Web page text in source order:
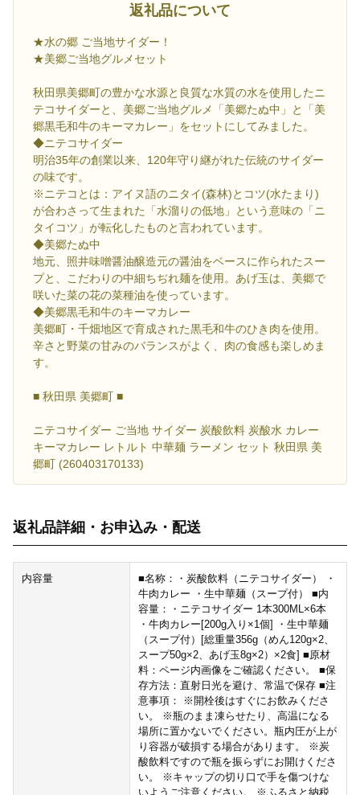
返礼品について
★水の郷 ご当地サイダー！
★美郷ご当地グルメセット
秋田県美郷町の豊かな水源と良質な水質の水を使用したニ
テコサイダーと、美郷ご当地グルメ「美郷たぬ中」と「美
郷黒毛和牛のキーマカレー」をセットにしてみました。
◆ニテコサイダー
明治35年の創業以来、120年守り継がれた伝統のサイダー
の味です。
※ニテコとは：アイヌ語のニタイ(森林)とコツ(水たまり)
が合わさって生まれた「水溜りの低地」という意味の「ニ
タイコツ」が転化したものと言われています。
◆美郷たぬ中
地元、照井味噌醤油醸造元の醤油をベースに作られたスー
プと、こだわりの中細ちぢれ麺を使用。あげ玉は、美郷で
咲いた菜の花の菜種油を使っています。
◆美郷黒毛和牛のキーマカレー
美郷町・千畑地区で育成された黒毛和牛のひき肉を使用。
辛さと野菜の甘みのバランスがよく、肉の食感も楽しめま
す。
■ 秋田県 美郷町 ■
ニテコサイダー ご当地 サイダー 炭酸飲料 炭酸水 カレー
キーマカレー レトルト 中華麺 ラーメン セット 秋田県 美
郷町 (260403170133)
返礼品詳細・お申込み・配送
内容量
■名称：・炭酸飲料（ニテコサイダー） ・
牛肉カレー ・生中華麺（スープ付） ■内
容量：・ニテコサイダー 1本300ML×6本
・牛肉カレー[200g入り×1個] ・生中華麺
（スープ付）[総重量356g（めん120g×2、
スープ50g×2、あげ玉8g×2）×2食] ■原材
料：ページ内画像をご確認ください。 ■保
存方法：直射日光を避け、常温で保存 ■注
意事項： ※開栓後はすぐにお飲みくださ
い。 ※瓶のまま凍らせたり、高温になる
場所に置かないでください。瓶内圧が上が
り容器が破損する場合があります。 ※炭
酸飲料ですので瓶を振らずにお開けくださ
い。 ※キャップの切り口で手を傷つけな
いようご注意ください。 ※ふるさと納税